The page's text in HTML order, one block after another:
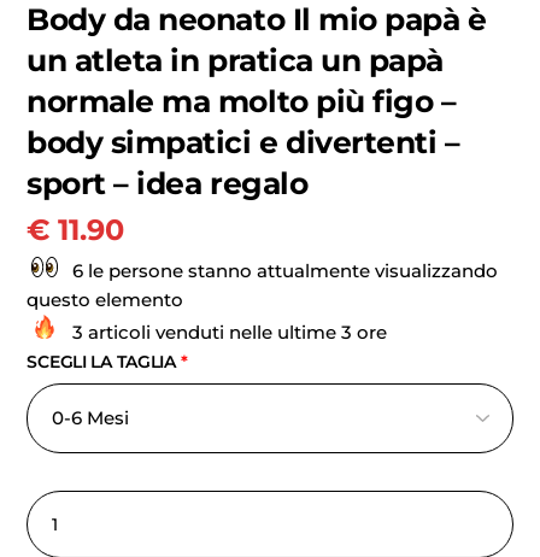
Body da neonato Il mio papà è
un atleta in pratica un papà
normale ma molto più figo –
body simpatici e divertenti –
sport – idea regalo
€ 11.90
6 le persone stanno attualmente visualizzando
questo elemento
3 articoli venduti nelle ultime 3 ore
SCEGLI LA TAGLIA*